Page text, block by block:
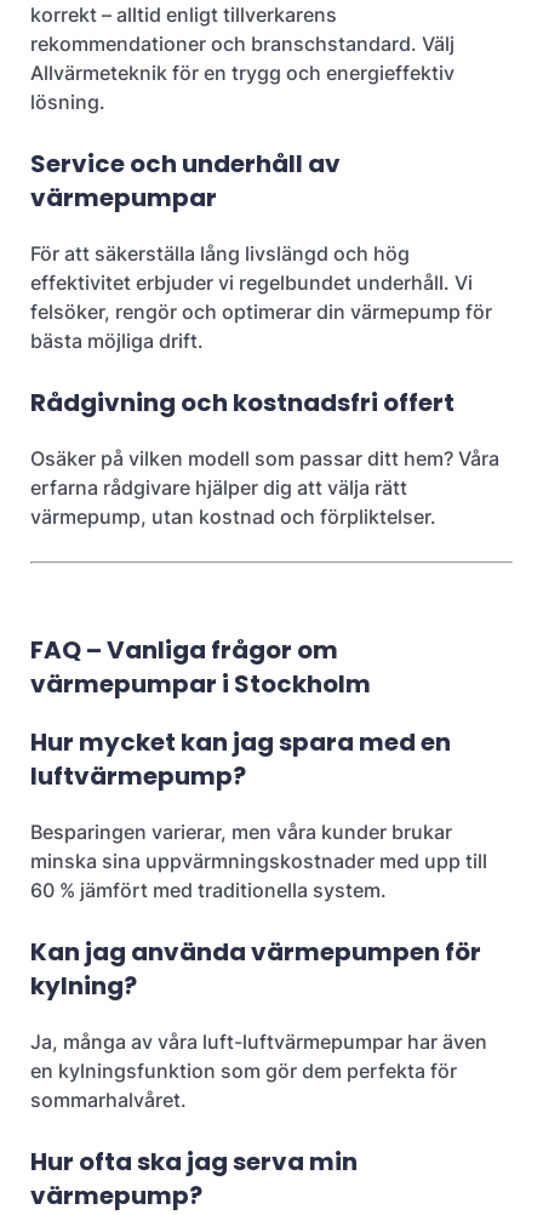
korrekt – alltid enligt tillverkarens
rekommendationer och branschstandard. Välj
Allvärmeteknik för en trygg och energieffektiv
lösning.​
Service och underhåll av
värmepumpar
För att säkerställa lång livslängd och hög
effektivitet erbjuder vi regelbundet underhåll. Vi
felsöker, rengör och optimerar din värmepump för
bästa möjliga drift.​
Rådgivning och kostnadsfri offert
Osäker på vilken modell som passar ditt hem? Våra
erfarna rådgivare hjälper dig att välja rätt
värmepump, utan kostnad och förpliktelser.​
FAQ – Vanliga frågor om
värmepumpar i Stockholm
Hur mycket kan jag spara med en
luftvärmepump?
Besparingen varierar, men våra kunder brukar
minska sina uppvärmningskostnader med upp till
60 % jämfört med traditionella system.​
Kan jag använda värmepumpen för
kylning?
Ja, många av våra luft-luftvärmepumpar har även
en kylningsfunktion som gör dem perfekta för
sommarhalvåret.​
Hur ofta ska jag serva min
värmepump?